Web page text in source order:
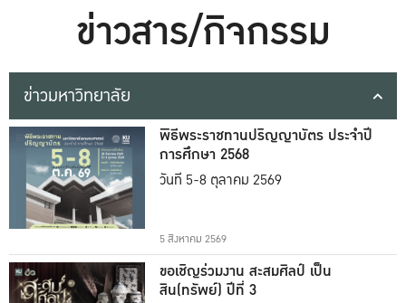
ข่าวสาร/กิจกรรม
ข่าวมหาวิทยาลัย
พิธีพระราชทานปริญญาบัตร ประจำปี
การศึกษา 2568
วันที่ 5-8 ตุลาคม 2569
5 สิงหาคม 2569
ขอเชิญร่วมงาน สะสมศิลป์ เป็น
สิน(ทรัพย์) ปีที่ 3